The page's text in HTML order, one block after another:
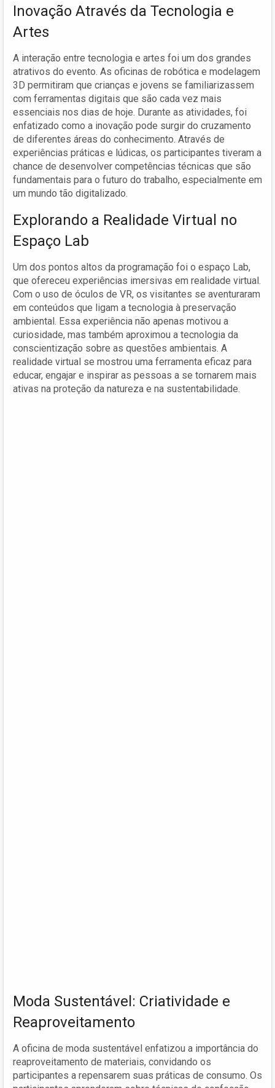
Inovação Através da Tecnologia e
Artes
A interação entre tecnologia e artes foi um dos grandes
atrativos do evento. As oficinas de robótica e modelagem
3D permitiram que crianças e jovens se familiarizassem
com ferramentas digitais que são cada vez mais
essenciais nos dias de hoje. Durante as atividades, foi
enfatizado como a inovação pode surgir do cruzamento
de diferentes áreas do conhecimento. Através de
experiências práticas e lúdicas, os participantes tiveram a
chance de desenvolver competências técnicas que são
fundamentais para o futuro do trabalho, especialmente em
um mundo tão digitalizado.
Explorando a Realidade Virtual no
Espaço Lab
Um dos pontos altos da programação foi o espaço Lab,
que ofereceu experiências imersivas em realidade virtual.
Com o uso de óculos de VR, os visitantes se aventuraram
em conteúdos que ligam a tecnologia à preservação
ambiental. Essa experiência não apenas motivou a
curiosidade, mas também aproximou a tecnologia da
conscientização sobre as questões ambientais. A
realidade virtual se mostrou uma ferramenta eficaz para
educar, engajar e inspirar as pessoas a se tornarem mais
ativas na proteção da natureza e na sustentabilidade.
Moda Sustentável: Criatividade e
Reaproveitamento
A oficina de moda sustentável enfatizou a importância do
reaproveitamento de materiais, convidando os
participantes a repensarem suas práticas de consumo. Os